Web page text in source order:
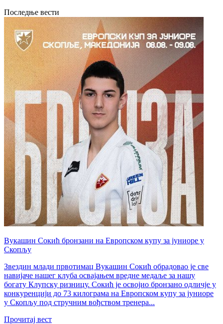
Последње вести
Вукашин Сокић бронзани на Европском купу за јуниоре у
Скопљу
Звездин млади првотимац Вукашин Сокић обрадовао је све
навијаче нашег клуба освајањем вредне медаље за нашу
богату Клупску ризницу. Сокић је освојио бронзано одличје у
конкуренцији до 73 килограма на Европском купу за јуниоре
у Скопљу под стручним вођством тренера...
Прочитај вест